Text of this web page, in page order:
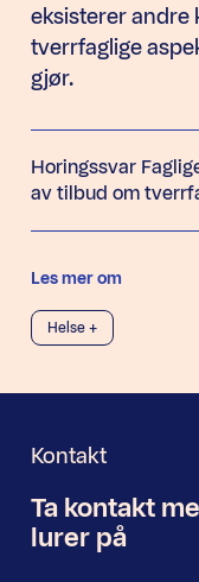
eksisterer andre
tverrfaglige
gjør.
Horingssvar
av tilbud om
Les mer om
Helse +
Kontakt
Nyhetsbrev
Ta kontakt
lurer på